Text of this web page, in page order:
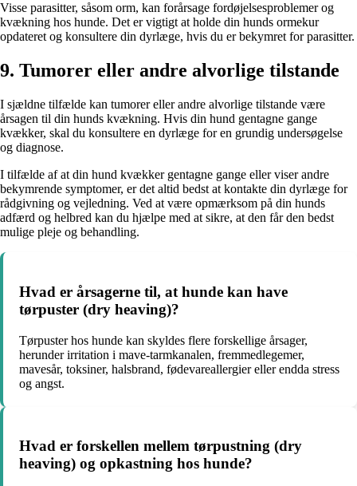
Visse parasitter, såsom orm, kan forårsage fordøjelsesproblemer og
kvækning hos hunde. Det er vigtigt at holde din hunds ormekur
opdateret og konsultere din dyrlæge, hvis du er bekymret for parasitter.
9. Tumorer eller andre alvorlige tilstande
I sjældne tilfælde kan tumorer eller andre alvorlige tilstande være
årsagen til din hunds kvækning. Hvis din hund gentagne gange
kvækker, skal du konsultere en dyrlæge for en grundig undersøgelse
og diagnose.
I tilfælde af at din hund kvækker gentagne gange eller viser andre
bekymrende symptomer, er det altid bedst at kontakte din dyrlæge for
rådgivning og vejledning. Ved at være opmærksom på din hunds
adfærd og helbred kan du hjælpe med at sikre, at den får den bedst
mulige pleje og behandling.
Hvad er årsagerne til, at hunde kan have
tørpuster (dry heaving)?
Tørpuster hos hunde kan skyldes flere forskellige årsager,
herunder irritation i mave-tarmkanalen, fremmedlegemer,
mavesår, toksiner, halsbrand, fødevareallergier eller endda stress
og angst.
Hvad er forskellen mellem tørpustning (dry
heaving) og opkastning hos hunde?